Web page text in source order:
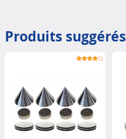
Produits suggérés